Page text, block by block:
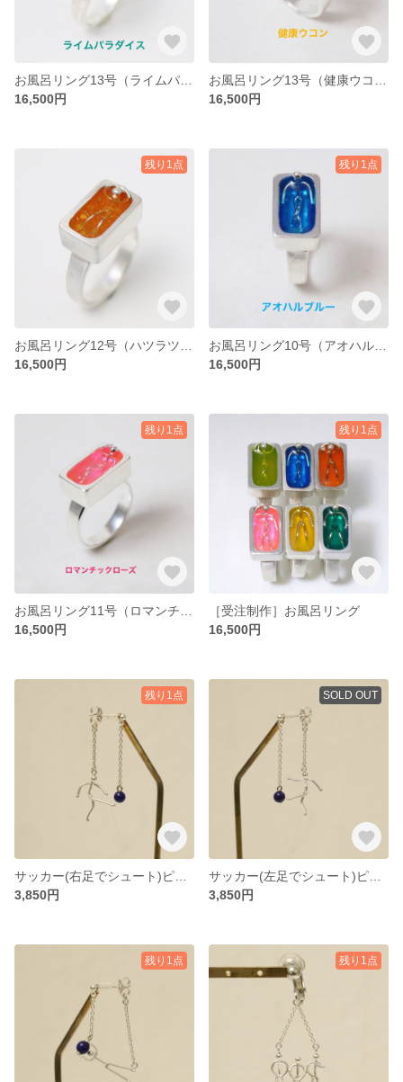
16,500円
16,500円
残り1点
16,500円
残り1点
16,500円
残り1点
16,500円
残り1点
［受注制作］お風呂リング
16,500円
残り1点
3,850円
SOLD OUT
3,850円
残り1点 残り1点